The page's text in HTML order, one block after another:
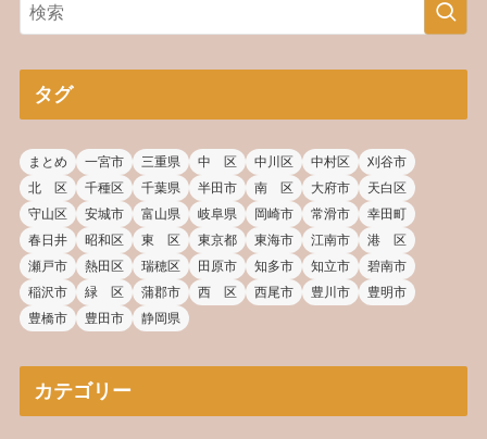
タグ
まとめ 一宮市 三重県 中 区 中川区 中村区
刈谷市
北 区
千種区 千葉県 半田市 南 区 大府市
天白区
守山区
安城市 富山県 岐阜県 岡崎市 常滑市
幸田町
春日井
昭和区 東 区 東京都 東海市 江南市
港 区
瀬戸市
熱田区 瑞穂区 田原市 知多市 知立市
碧南市
稲沢市
緑 区 蒲郡市 西 区 西尾市 豊川市
豊明市
豊橋市
豊田市 静岡県
カテゴリー